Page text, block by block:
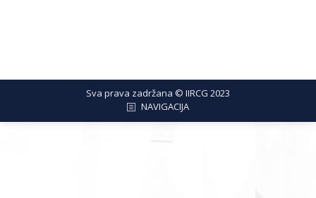
Sva prava zadržana © IIRCG 2023
NAVIGACIJA